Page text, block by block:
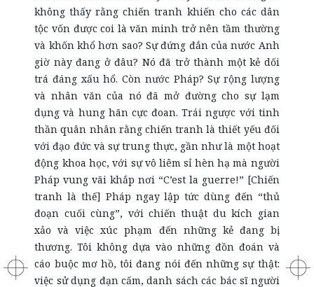
không thấy rằng chiến tranh khiến cho các dân
tộc vốn được coi là văn minh trở nên tầm thường
và khốn khổ hơn sao? Sự đứng đắn của nước Anh
giờ này đang ở đâu? Nó đã trở thành một kẻ dối
trá đáng xấu hổ. Còn nước Pháp? Sự rộng lượng
và nhân văn của nó đã mở đường cho sự lạm
dụng và hung hãn cực đoan. Trái ngược với tinh
thần quân nhân rằng chiến tranh là thiết yếu đối
với đạo đức và sự trung thực, gần như là một hoạt
động khoa học, với sự vô liêm sỉ hèn hạ mà người
Pháp vung vãi khắp nơi “C’est la guerre!” [Chiến
tranh là thế] Pháp ngay lập tức dùng đến “thủ
đoạn cuối cùng”, với chiến thuật du kích gian
xảo và việc xúc phạm đến những kẻ đang bị
thương. Tôi không dựa vào những đồn đoán và
cáo buộc mơ hồ, tôi đang nói đến những sự thật:
việc sử dụng đạn cấm, danh sách các bác sĩ người